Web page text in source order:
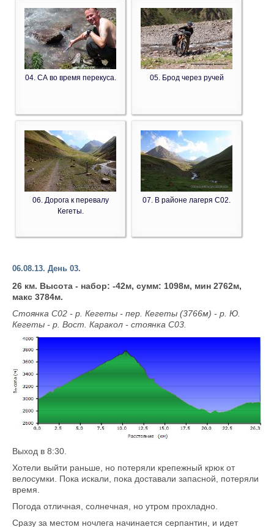
04. СА во время перекуса. 05. Брод через ручей
06. Дорога к перевалу
Кегеты.
07. В районе лагеря С02.
06.08.13. День 03.
26 км. Высота - набор: -42м, сумм: 1098м, мин 2762м,
макс 3784м.
Стоянка С02 - р. Кегеты - пер. Кегеты (3766м) - р. Ю.
Кегеты - р. Вост. Каракол - стоянка С03.
Выход в 8:30.
Хотели выйти раньше, но потеряли крепежный крюк от
велосумки. Пока искали, пока доставали запасной, потеряли
время.
Погода отличная, солнечная, но утром прохладно.
Сразу за местом ночлега начинается серпантин, и идет